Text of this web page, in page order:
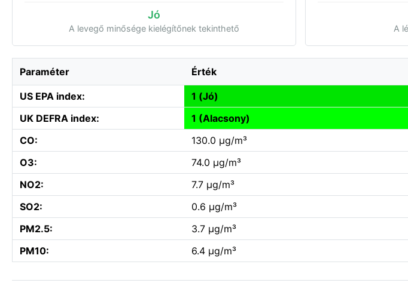
Jó
A levegő minősége kielégítőnek tekinthető A
Paraméter Érték
US EPA index:
1 (Jó)
UK DEFRA index:
1 (Alacsony)
CO:
130.0 µg/m³
O3:
74.0 µg/m³
NO2:
7.7 µg/m³
SO2:
0.6 µg/m³
PM2.5:
3.7 µg/m³
PM10:
6.4 µg/m³